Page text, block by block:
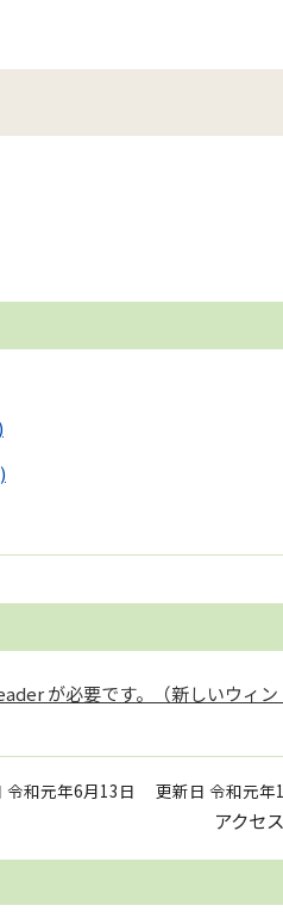
が必要です。（新しいウィン
令和元年6月13日 更新日 令和元年
アクセ